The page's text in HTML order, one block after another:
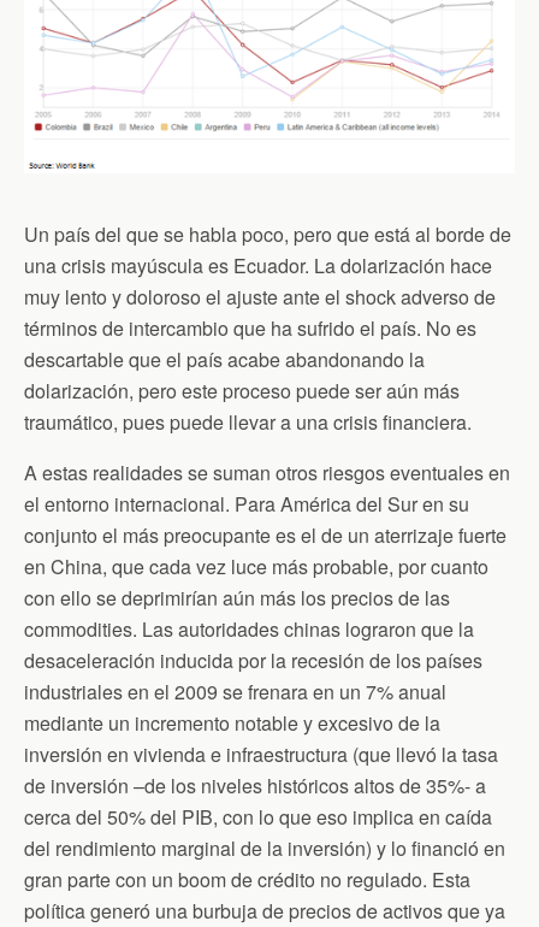
Un país del que se habla poco, pero que está al borde de
una crisis mayúscula es Ecuador. La dolarización hace
muy lento y doloroso el ajuste ante el shock adverso de
términos de intercambio que ha sufrido el país. No es
descartable que el país acabe abandonando la
dolarización, pero este proceso puede ser aún más
traumático, pues puede llevar a una crisis financiera.
A estas realidades se suman otros riesgos eventuales en
el entorno internacional. Para América del Sur en su
conjunto el más preocupante es el de un aterrizaje fuerte
en China, que cada vez luce más probable, por cuanto
con ello se deprimirían aún más los precios de las
commodities. Las autoridades chinas lograron que la
desaceleración inducida por la recesión de los países
industriales en el 2009 se frenara en un 7% anual
mediante un incremento notable y excesivo de la
inversión en vivienda e infraestructura (que llevó la tasa
de inversión –de los niveles históricos altos de 35%- a
cerca del 50% del PIB, con lo que eso implica en caída
del rendimiento marginal de la inversión) y lo financió en
gran parte con un boom de crédito no regulado. Esta
política generó una burbuja de precios de activos que ya